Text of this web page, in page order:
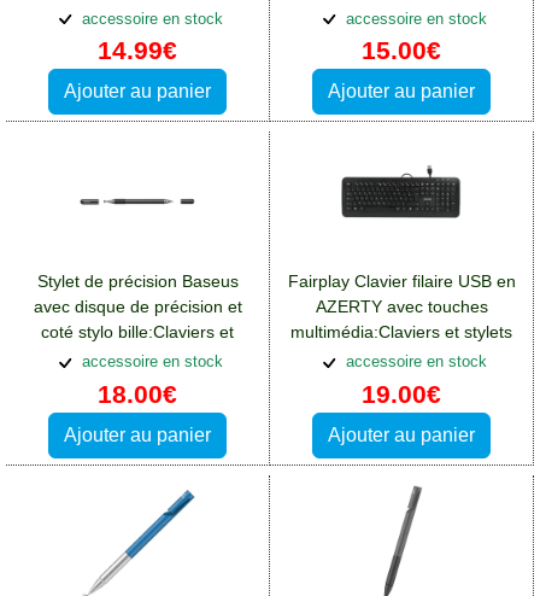
Alcatel 3(2019)
accessoire en stock
14.99€
Ajouter au panier
accessoire en stock
15.00€
Ajouter au panier
Stylet de précision Baseus
avec disque de précision et
coté stylo bille:Claviers et
stylets Alcatel 3(2019)
accessoire en stock
18.00€
Ajouter au panier
Fairplay Clavier filaire USB en
AZERTY avec touches
multimédia:Claviers et stylets
Alcatel 3(2019)
accessoire en stock
19.00€
Ajouter au panier